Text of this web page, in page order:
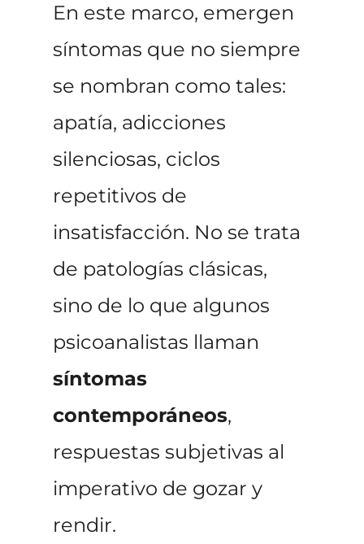
En este marco, emergen
síntomas que no siempre
se nombran como tales:
apatía, adicciones
silenciosas, ciclos
repetitivos de
insatisfacción. No se trata
de patologías clásicas,
sino de lo que algunos
psicoanalistas llaman
síntomas
contemporáneos,
respuestas subjetivas al
imperativo de gozar y
rendir.